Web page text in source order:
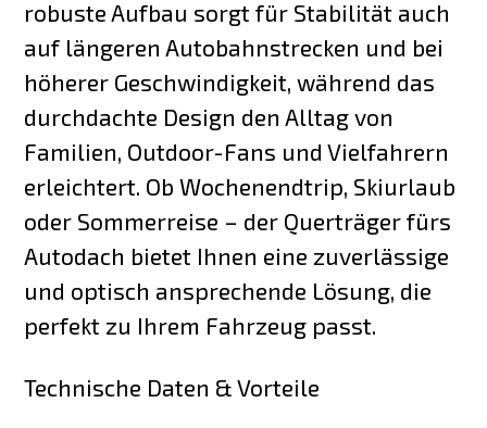
robuste Aufbau sorgt für Stabilität auch
auf längeren Autobahnstrecken und bei
höherer Geschwindigkeit, während das
durchdachte Design den Alltag von
Familien, Outdoor-Fans und Vielfahrern
erleichtert. Ob Wochenendtrip, Skiurlaub
oder Sommerreise – der Querträger fürs
Autodach bietet Ihnen eine zuverlässige
und optisch ansprechende Lösung, die
perfekt zu Ihrem Fahrzeug passt.
Technische Daten & Vorteile